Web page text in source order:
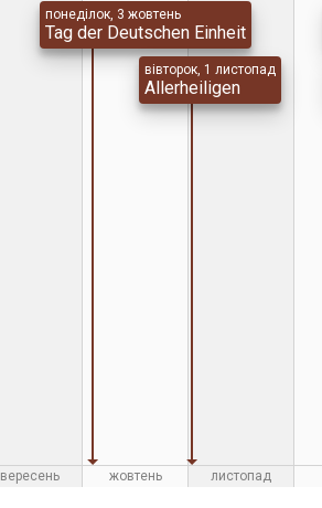
понеділок, 3 жовтень
Tag der Deutschen Einheit
вівторок, 1 листопад
Allerheiligen
вересень жовтень листопад